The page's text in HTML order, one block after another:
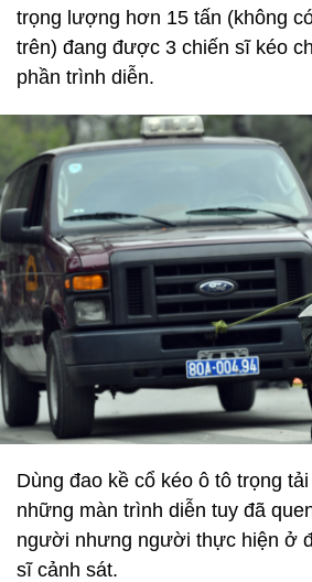
trọng lượng hơn 15 tấn (không
trên) đang được 3 chiến sĩ kéo
phần trình diễn.
Dùng đao kề cổ kéo ô tô trọng
những màn trình diễn tuy đã
người nhưng người thực hiện ở
sĩ cảnh sát.